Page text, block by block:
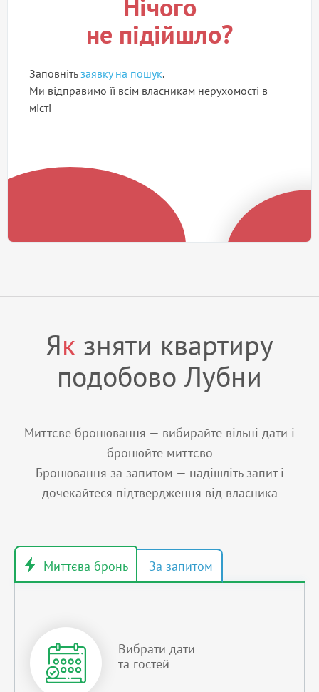
Нічого
не підійшло?
Заповнітьзаявку на пошук.
Ми відправимо її всім власникам нерухомості в
місті
Як зняти квартиру
подобово Лубни
Миттєве бронювання — вибирайте вільні дати і
бронюйте миттєво
Бронювання за запитом — надішліть запит і
дочекайтеся підтвердження від власника
Вибрати дати
та гостей